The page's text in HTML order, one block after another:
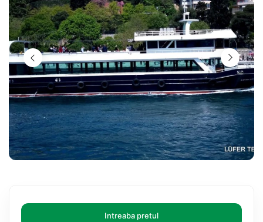
Intreaba pretul